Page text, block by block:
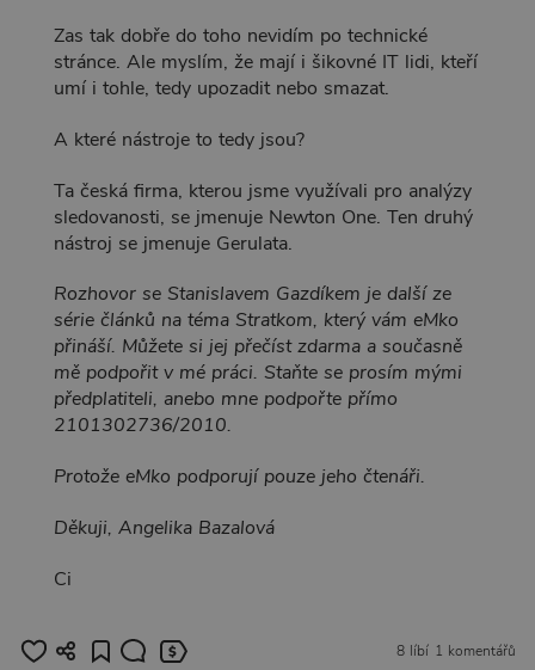
Zas tak dobře do toho nevidím po technické
stránce. Ale myslím, že mají i šikovné IT lidi, kteří
umí i tohle, tedy upozadit nebo smazat.
A které nástroje to tedy jsou?
Ta česká firma, kterou jsme využívali pro analýzy
sledovanosti, se jmenuje Newton One. Ten druhý
nástroj se jmenuje Gerulata.
Rozhovor se Stanislavem Gazdíkem je další ze
série článků na téma Stratkom, který vám eMko
přináší. Můžete si jej přečíst zdarma a současně
mě podpořit v mé práci. Staňte se prosím mými
předplatiteli, anebo mne podpořte přímo
2101302736/2010.
Protože eMko podporují pouze jeho čtenáři.
Děkuji, Angelika Bazalová
Ci
8 líbí 1 komentářů